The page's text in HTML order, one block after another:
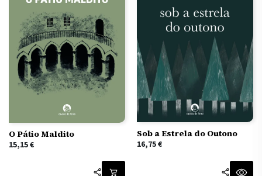
O Pátio Maldito
15,15€
Sob a Estrela do Outono
16,75€